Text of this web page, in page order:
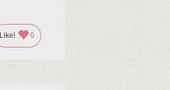
Like! 0